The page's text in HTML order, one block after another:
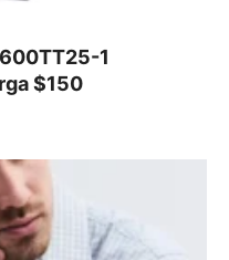
1
$150